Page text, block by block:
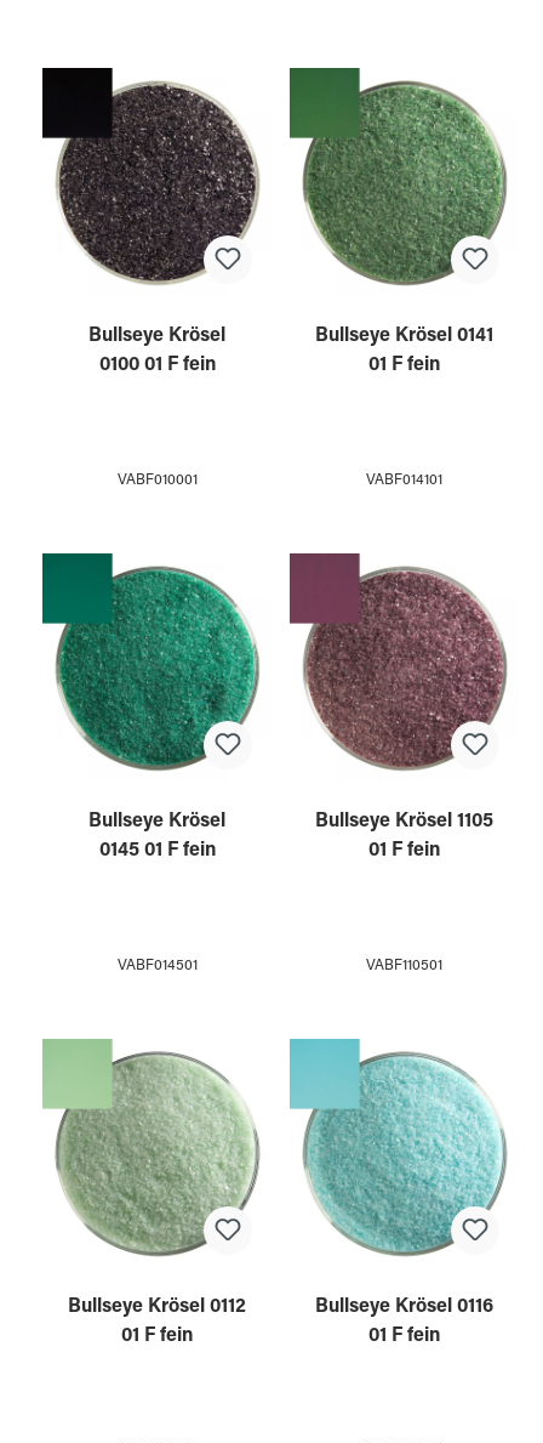
Bullseye Krösel
0100 01 F fein
VABF010001
Bullseye Krösel 0141
01 F fein
VABF014101
Bullseye Krösel
0145 01 F fein
VABF014501
Bullseye Krösel 1105
01 F fein
VABF110501
Bullseye Krösel 0112
01 F fein
Bullseye Krösel 0116
01 F fein